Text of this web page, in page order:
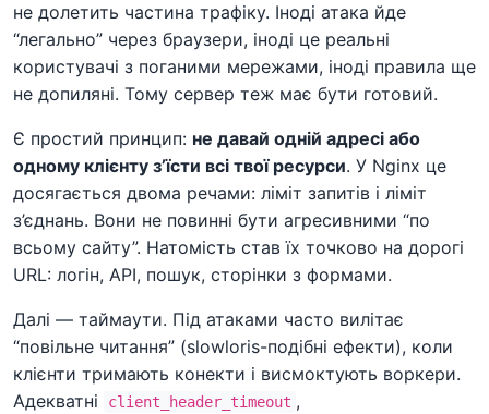
не долетить частина трафіку. Іноді атака йде
“легально” через браузери, іноді це реальні
користувачі з поганими мережами, іноді правила ще
не допиляні. Тому сервер теж має бути готовий.
Є простий принцип: не давай одній адресі або
одному клієнту з’їсти всі твої ресурси. У Nginx це
досягається двома речами: ліміт запитів і ліміт
з’єднань. Вони не повинні бути агресивними “по
всьому сайту”. Натомість став їх точково на дорогі
URL: логін, API, пошук, сторінки з формами.
Далі — таймаути. Під атаками часто вилітає
“повільне читання” (slowloris-подібні ефекти), коли
клієнти тримають конекти і висмоктують воркери.
Адекватні
client_header_timeout ,